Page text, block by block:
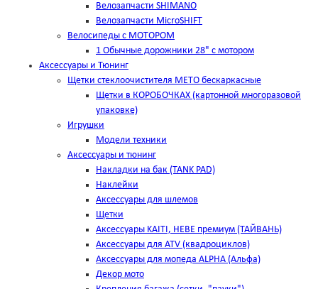
Велозапчасти SHIMANO
Велозапчасти MicroSHIFT
Велосипеды с МОТОРОМ
1 Обычные дорожники 28" с мотором
Аксессуары и Тюнинг
Щетки стеклоочистителя METO бескаркасные
Щетки в КОРОБОЧКАХ (картонной многоразовой
упаковке)
Игрушки
Модели техники
Аксессуары и тюнинг
Накладки на бак (TANK PAD)
Наклейки
Аксессуары для шлемов
Щетки
Аксессуары KAITI, HEBE премиум (ТАЙВАНЬ)
Аксессуары для ATV (квадроциклов)
Аксессуары для мопеда ALPHA (Альфа)
Декор мото